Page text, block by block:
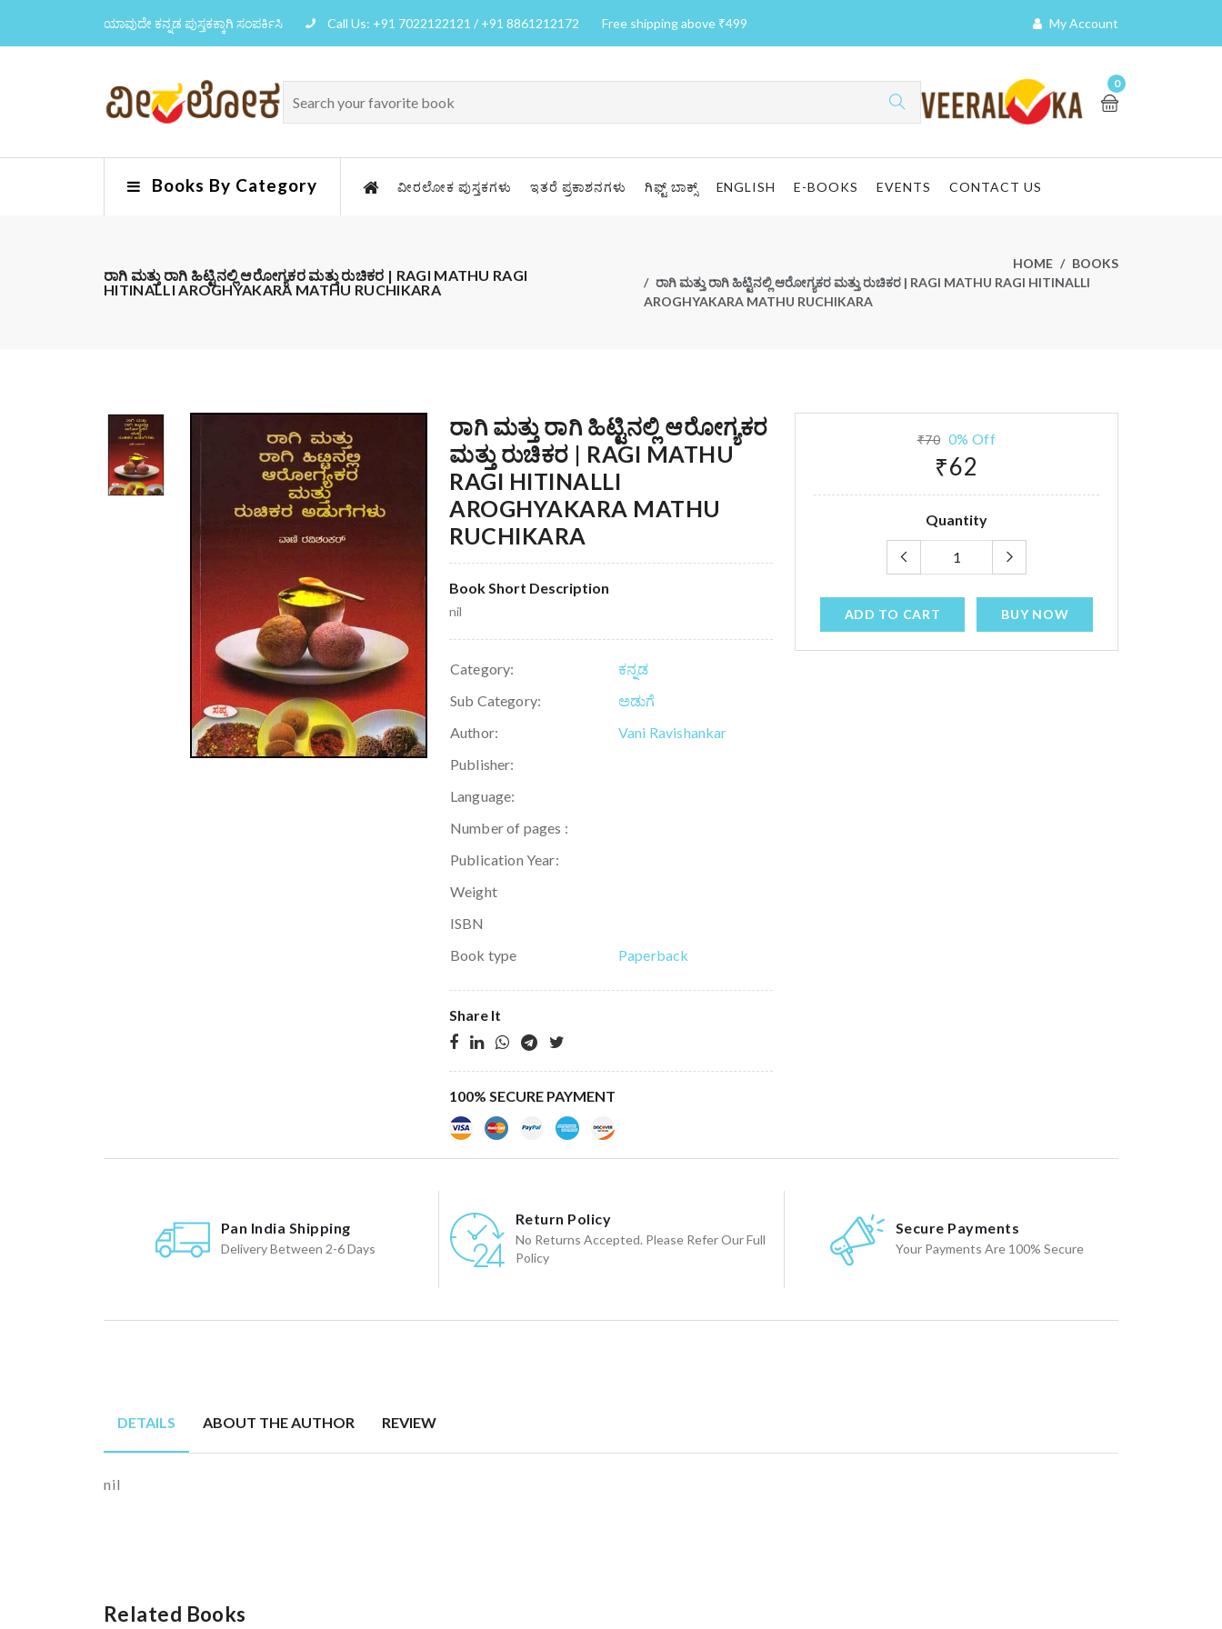
ಯಾವುದೇ ಕನ್ನಡ ಪುಸ್ತಕಕ್ಕಾಗಿ ಸಂಪರ್ಕಿಸಿ Call Us: +91 7022122121 / +91 8861212172 Free shipping above ₹499 My Account
0
Books By Category ವೀರಲೋಕ ಪುಸ್ತಕಗಳು ಇತರೆ ಪ್ರಕಾಶನಗಳು ಗಿಫ್ಟ್ ಬಾಕ್ಸ್ ENGLISH E-BOOKS EVENTS CONTACT US
ರಾಗಿ ಮತ್ತು ರಾಗಿ ಹಿಟ್ಟಿನಲ್ಲಿ ಆರೋಗ್ಯಕರ ಮತ್ತು ರುಚಿಕರ | RAGI MATHU RAGI
HITINALLI AROGHYAKARA MATHU RUCHIKARA
HOME
BOOKS
ರಾಗಿ ಮತ್ತು ರಾಗಿ ಹಿಟ್ಟಿನಲ್ಲಿ ಆರೋಗ್ಯಕರ ಮತ್ತು ರುಚಿಕರ | RAGI MATHU RAGI HITINALLI
AROGHYAKARA MATHU RUCHIKARA
ರಾಗಿ ಮತ್ತು ರಾಗಿ ಹಿಟ್ಟಿನಲ್ಲಿ ಆರೋಗ್ಯಕರ
ಮತ್ತು ರುಚಿಕರ | RAGI MATHU
RAGI HITINALLI
AROGHYAKARA MATHU
RUCHIKARA
Book Short Description
nil
Category:
ಕನ್ನಡ
Sub Category:
ಅಡುಗೆ
Author:
Vani Ravishankar
Publisher:
Language:
Number of pages :
Publication Year:
Weight
ISBN
Book type
Paperback
Share It
100% SECURE PAYMENT
₹70 0% Off
₹62
Quantity
ADD TO CART BUY NOW
Pan India Shipping
Delivery Between 2-6 Days
Return Policy
No Returns Accepted. Please Refer Our Full
Policy
Secure Payments
Your Payments Are 100% Secure
DETAILS ABOUT THE AUTHOR REVIEW
nil
Related Books